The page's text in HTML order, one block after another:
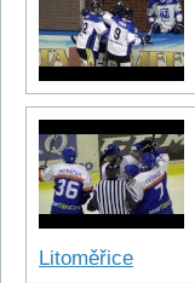
Litoměřice